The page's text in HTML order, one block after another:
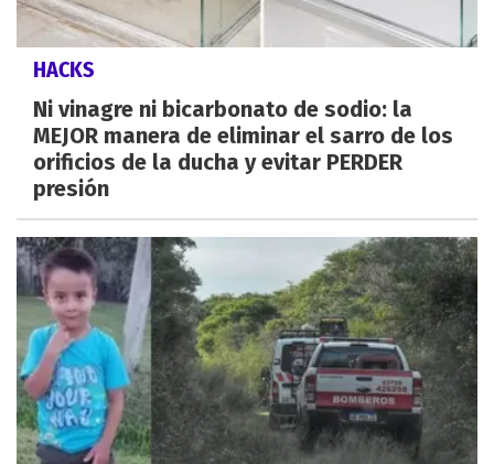
HACKS
Ni vinagre ni bicarbonato de sodio: la
MEJOR manera de eliminar el sarro de los
orificios de la ducha y evitar PERDER
presión